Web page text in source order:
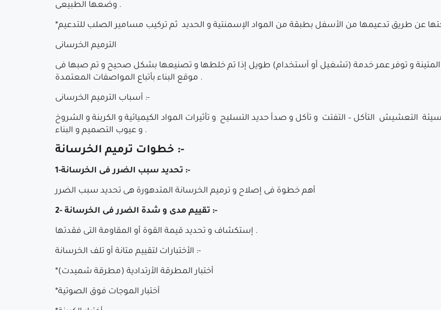
وضعها الطبيعى .
الترميم الخرسانى
المتينة و توفر عمر خدمة (تشغيل أو أستخدام) طويل إذا تم خلطها و تصنيعها بشكل صحيح و تم صبها فى
موقع البناء بأتباع المواصفات المعتمدة .
أسباب الترميم الخرسانى :-
التعشيش التآكل – التفتت و تآكل و صدأ حديد التسليح و تأثيرات المواد الكيميائية و الكربنة و الشروخ
و عيوب التصميم و البناء .
خطوات ترميم الخرسانة :-
1-تحديد سبب الضرر فى الخرسانة :-
أهم خطوة فى إصلاح و ترميم الخرسانة المتدهورة هى تحديد سبب الضرر
2- تقييم مدى و شدة الضرر فى الخرسانة :-
إستكشاف و تحديد قيمة القوة أو المقاومة التى فقدتها .
الأختبارات لتقييم متانة أو تلف الخرسانة :-
*أختبار المطرقة الأرتدادية (مطرقة شميدت)
*أختبار الموجات فوق الصوتية